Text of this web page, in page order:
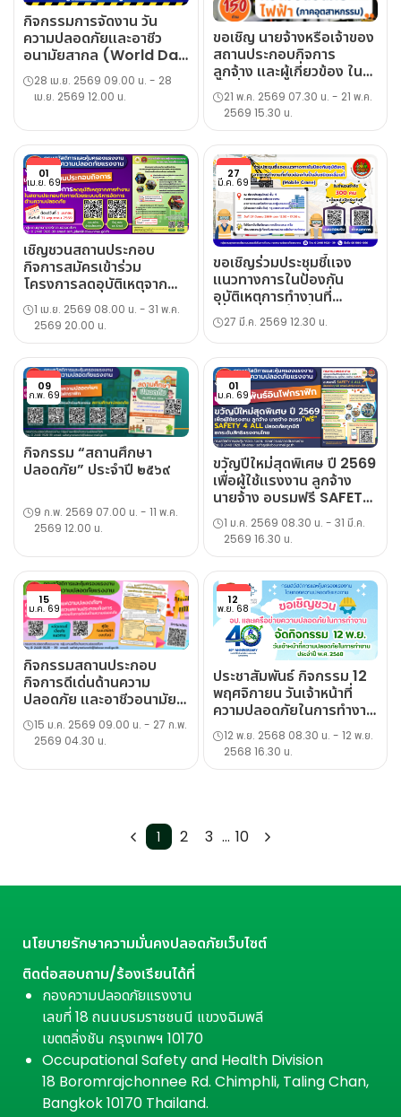
กิจกรรมการจัดงาน วัน
ความปลอดภัยและอาชีว
อนามัยสากล (World Day
for Safety and Health
at Work) ประจำปี ๒๕๖๙
28 เม.ย. 2569 09.00 น. - 28
เม.ย. 2569 12.00 น.
ขอเชิญ นายจ้างหรือเจ้าของ
สถานประกอบกิจการ
ลูกจ้าง และผู้เกี่ยวข้อง ใน
พื้นที่ จ.นนทบุรี
สมุทรปราการ และ กทม. เข้า
ร่วมงานโครงการให้ความรู้
(ภาคอุตสาหกรรม) ประจำปี
2569
21 พ.ค. 2569 07.30 น. - 21 พ.ค.
2569 15.30 น.
01
เม.ย. 69
เชิญชวนสถานประกอบ
กิจการสมัครเข้าร่วม
โครงการลดอุบัติเหตุจาก
การทำงานในสถานประกอบ
กิจการด้วยระบบบริหาร
จัดการด้านความปลอดภัย
1 เม.ย. 2569 08.00 น. - 31 พ.ค.
2569 20.00 น.
27
มี.ค. 69
ขอเชิญร่วมประชุมชี้แจง
แนวทางการในป้องกัน
อุบัติเหตุการทำงานที่
เกี่ยวข้องกับปั้นจั่นชนิด
เคลื่อนที่ (Mobile
Crane)
27 มี.ค. 2569 12.30 น.
09
ก.พ. 69
กิจกรรม “สถานศึกษา
ปลอดภัย” ประจำปี ๒๕๖๙
9 ก.พ. 2569 07.00 น. - 11 พ.ค.
2569 12.00 น.
01
ม.ค. 69
ขวัญปีใหม่สุดพิเศษ ปี 2569
เพื่อผู้ใช้แรงงาน ลูกจ้าง
นายจ้าง อบรมฟรี SAFETY
4 ALL ปลอดภัยทุกมิติ ยก
ระดับสิทธิแรงงานไทย
1 ม.ค. 2569 08.30 น. - 31 มี.ค.
2569 16.30 น.
15
ม.ค. 69
กิจกรรมสถานประกอบ
กิจการดีเด่นด้านความ
ปลอดภัย และอาชีวอนามัย
ระดับประเทศ (Thailand
Safety Award) และ
ระดับจังหวัด (Provincial
Safety Award) ประจำปี
15 ม.ค. 2569 09.00 น. - 27 ก.พ.
2569 04.30 น.
12
พ.ย. 68
ประชาสัมพันธ์ กิจกรรม 12
พฤศจิกายน วันเจ้าหน้าที่
ความปลอดภัยในการทำงาน
ประจำปี ๒๕๖๘
12 พ.ย. 2568 08.30 น. - 12 พ.ย.
2568 16.30 น.
1 2 3 … 10
นโยบายรักษาความมั่นคงปลอดภัยเว็บไซต์
ติดต่อสอบถาม/ร้องเรียนได้ที่
กองความปลอดภัยแรงงาน
เลขที่ 18 ถนนบรมราชชนนี แขวงฉิมพลี
เขตตลิ่งชัน กรุงเทพฯ 10170
Occupational Safety and Health Division
18 Boromrajchonnee Rd. Chimphli, Taling Chan,
Bangkok 10170 Thailand.